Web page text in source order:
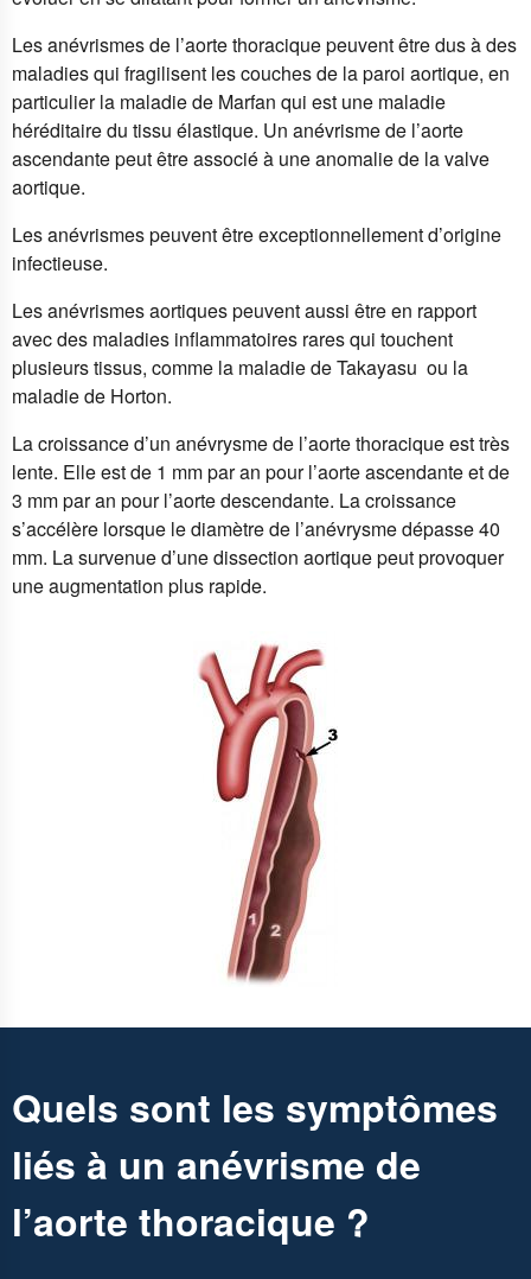
Les anévrismes de l’aorte thoracique peuvent être dus à des
maladies qui fragilisent les couches de la paroi aortique, en
particulier la maladie de Marfan qui est une maladie
héréditaire du tissu élastique. Un anévrisme de l’aorte
ascendante peut être associé à une anomalie de la valve
aortique.
Les anévrismes peuvent être exceptionnellement d’origine
infectieuse.
Les anévrismes aortiques peuvent aussi être en rapport
avec des maladies inflammatoires rares qui touchent
plusieurs tissus, comme la maladie de Takayasu ou la
maladie de Horton.
La croissance d’un anévrysme de l’aorte thoracique est très
lente. Elle est de 1 mm par an pour l’aorte ascendante et de
3 mm par an pour l’aorte descendante. La croissance
s’accélère lorsque le diamètre de l’anévrysme dépasse 40
mm. La survenue d’une dissection aortique peut provoquer
une augmentation plus rapide.
Quels sont les symptômes
liés à un anévrisme de
l’aorte thoracique ?